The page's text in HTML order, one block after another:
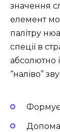
значення
елемент
палітру
спеції в
абсолютно
“наліво”
Формує